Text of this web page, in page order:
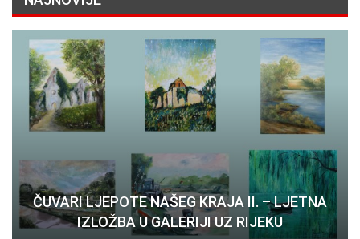
ČUVARI LJEPOTE NAŠEG KRAJA II. – LJETNA
IZLOŽBA U GALERIJI UZ RIJEKU